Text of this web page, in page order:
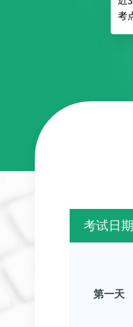
考试日期
第一天